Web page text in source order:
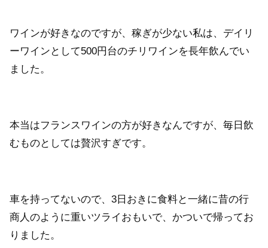
ワインが好きなのですが、稼ぎが少ない私は、デイリ
ーワインとして500円台のチリワインを長年飲んでい
ました。
本当はフランスワインの方が好きなんですが、毎日飲
むものとしては贅沢すぎです。
車を持ってないので、3日おきに食料と一緒に昔の行
商人のように重いツライおもいで、かついで帰ってお
りました。